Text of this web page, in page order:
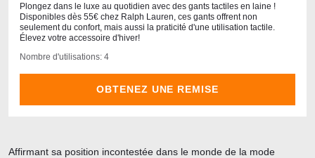
Plongez dans le luxe au quotidien avec des gants tactiles en laine !
Disponibles dès 55€ chez Ralph Lauren, ces gants offrent non
seulement du confort, mais aussi la praticité d'une utilisation tactile.
Élevez votre accessoire d'hiver!
Nombre d'utilisations: 4
OBTENEZ UNE REMISE
Affirmant sa position incontestée dans le monde de la mode